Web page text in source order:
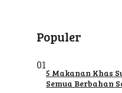
Populer
01
5 Makanan Khas
Semua Berbahan